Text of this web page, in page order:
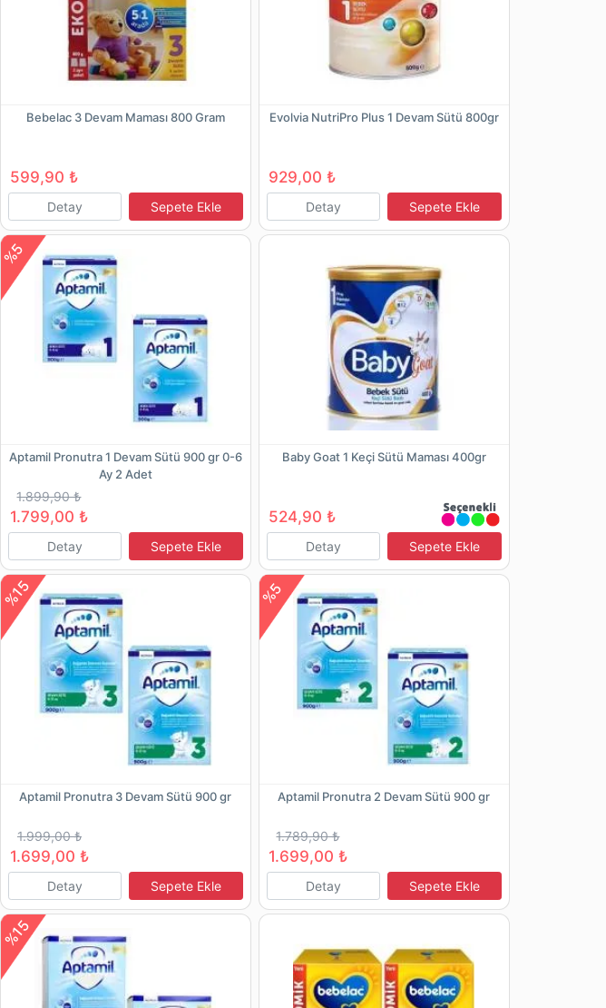
Bebelac 3 Devam Maması 800 Gram
599,90 ₺
Detay Sepete Ekle
Evolvia NutriPro Plus 1 Devam Sütü 800gr
929,00 ₺
Detay Sepete Ekle
%5
Aptamil Pronutra 1 Devam Sütü 900 gr 0-6
Ay 2 Adet
1.899,90 ₺
1.799,00 ₺
Detay Sepete Ekle
Baby Goat 1 Keçi Sütü Maması 400gr
524,90 ₺
Detay Sepete Ekle
%15
Aptamil Pronutra 3 Devam Sütü 900 gr
1.999,00 ₺
1.699,00 ₺
Detay Sepete Ekle
%5
Aptamil Pronutra 2 Devam Sütü 900 gr
1.789,90 ₺
1.699,00 ₺
Detay Sepete Ekle
%15